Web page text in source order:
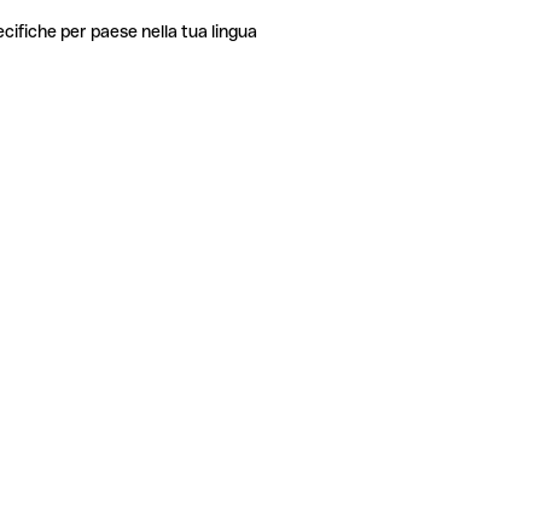
per paese nella tua lingua